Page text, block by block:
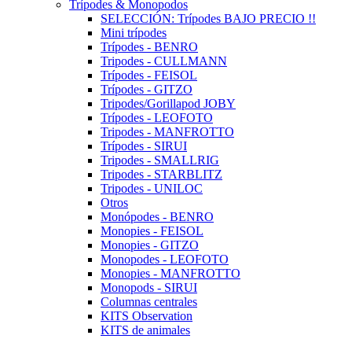
Trípodes & Monopodos
SELECCIÓN: Trípodes BAJO PRECIO !!
Mini trípodes
Trípodes - BENRO
Tripodes - CULLMANN
Trípodes - FEISOL
Trípodes - GITZO
Tripodes/Gorillapod JOBY
Trípodes - LEOFOTO
Tripodes - MANFROTTO
Trípodes - SIRUI
Tripodes - SMALLRIG
Tripodes - STARBLITZ
Tripodes - UNILOC
Otros
Monópodes - BENRO
Monopies - FEISOL
Monopies - GITZO
Monopodes - LEOFOTO
Monopies - MANFROTTO
Monopods - SIRUI
Columnas centrales
KITS Observation
KITS de animales